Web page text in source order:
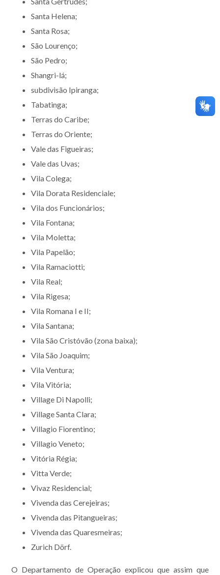
Santa Helena;
Santa Rosa;
São Lourenço;
São Pedro;
Shangri-lá;
subdivisão Ipiranga;
Tabatinga;
Terras do Caribe;
Terras do Oriente;
Vale das Figueiras;
Vale das Uvas;
Vila Colega;
Vila Dorata Residenciale;
Vila dos Funcionários;
Vila Fontana;
Vila Moletta;
Vila Papelão;
Vila Ramaciotti;
Vila Real;
Vila Rigesa;
Vila Romana I e II;
Vila Santana;
Vila São Cristóvão (zona baixa);
Vila São Joaquim;
Vila Ventura;
Vila Vitória;
Village Di Napolli;
Village Santa Clara;
Villagio Fiorentino;
Villagio Veneto;
Vitória Régia;
Vitta Verde;
Vivaz Residencial;
Vivenda das Cerejeiras;
Vivenda das Pitangueiras;
Vivenda das Quaresmeiras;
Zurich Dörf.
O Departamento de Operação explicou que assim que